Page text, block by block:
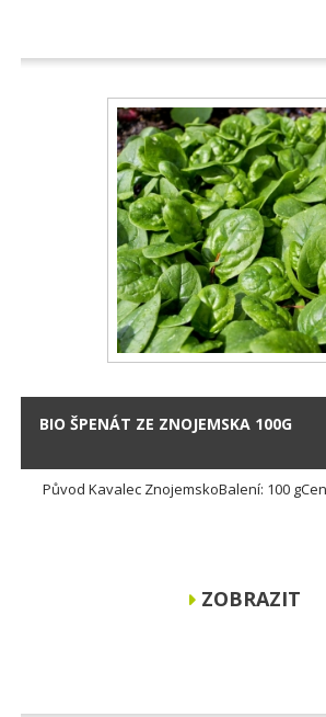
BIO ŠPENÁT ZE ZNOJEMSKA 100G
Původ Kavalec ZnojemskoBalení: 100
ZOBRAZIT